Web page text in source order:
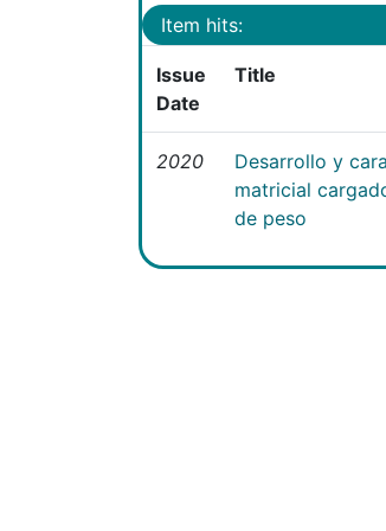
Item hits:
Issue
Date
Title
2020
Desarrollo y
matricial
de peso